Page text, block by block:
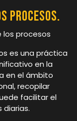
procesos.
los procesos
es una práctica
en la
en el ámbito
recopilar
facilitar el
diarias.